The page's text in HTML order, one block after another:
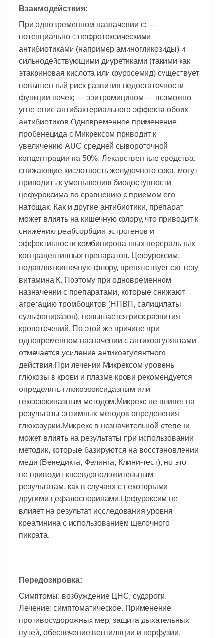
Взаимодействия:
При одновременном назначении с: —
потенциально с нефротоксическими
антибиотиками (например аминогликозиды) и
сильнодействующими диуретиками (такими как
этакриновая кислота или фуросемид) существует
повышенный риск развития недостаточности
функции почек; — эритромицином — возможно
угнетение антибактериального эффекта обоих
антибиотиков.Одновременное применение
пробенецида с Микрексом приводит к
увеличению AUC средней сывороточной
концентрации на 50%. Лекарственные средства,
снижающие кислотность желудочного сока, могут
приводить к уменьшению биодоступности
цефуроксима по сравнению с приемом его
натощак. Как и другие антибиотики, препарат
может влиять на кишечную флору, что приводит к
снижению реабсорбции эстрогенов и
эффективности комбинированных пероральных
контрацептивных препаратов. Цефуроксим,
подавляя кишечную флору, препятствует синтезу
витамина К. Поэтому при одновременном
назначении с препаратами, которые снижают
агрегацию тромбоцитов (НПВП, салицилаты,
сульфопиразон), повышается риск развития
кровотечений. По этой же причине при
одновременном назначении с антикоагулянтами
отмечается усиление антикоагулянтного
действия.При лечении Микрексом уровень
глюкозы в крови и плазме крови рекомендуется
определять глюкозооксидазным или
гексозокиназным методом.Микрекс не влияет на
результаты энзимных методов определения
глюкозурии.Микрекс в незначительной степени
может влиять на результаты при использовании
методик, которые базируются на восстановлении
меди (Бенедикта, Фелинга, Клини-тест), но это
не приводит кпсевдоположительным
результатам, как в случаях с некоторыми
другими цефалоспоринами.Цефуроксим не
влияет на результат исследования уровня
креатинина с использованием щелочного
пикрата.
Передозировка:
Симптомы: возбуждение ЦНС, судороги.
Лечение: симптоматическое. Применение
противосудорожных мер, защита дыхательных
путей, обеспечение вентиляции и перфузии,